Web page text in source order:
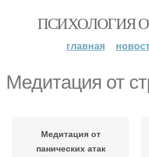
ПСИХОЛОГИЯ
главная
Медитация от
Медитация от
панических атак